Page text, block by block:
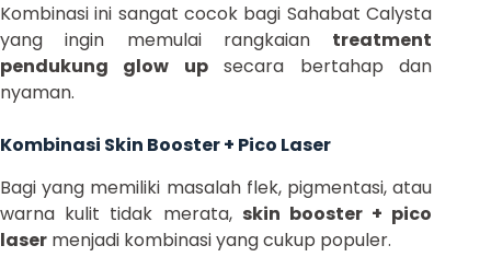
Kombinasi ini sangat cocok bagi Sahabat Calysta
yang ingin memulai rangkaian treatment
pendukung glow upsecara bertahap dan
nyaman.
Kombinasi Skin Booster + Pico Laser
Bagi yang memiliki masalah flek, pigmentasi, atau
warna kulit tidak merata, skin booster + pico
laser menjadi kombinasi yang cukup populer.